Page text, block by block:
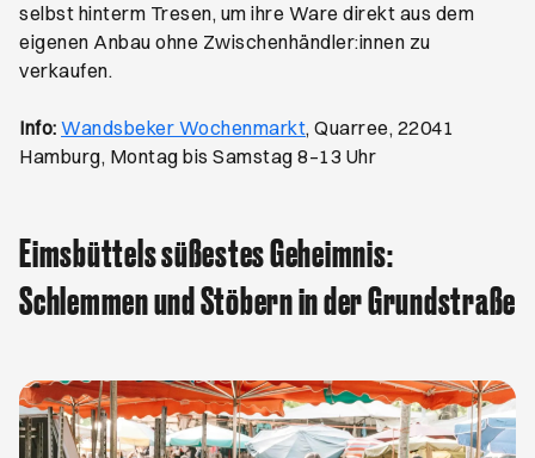
selbst hinterm Tresen, um ihre Ware direkt aus dem
eigenen Anbau ohne Zwischenhändler:innen zu
verkaufen.
Info: Wandsbeker WochenmarktÖffnet ein neues
, Quarree, 22041
Hamburg, Montag bis Samstag 8–13 Uhr
Eimsbüttels süßestes Geheimnis:
Schlemmen und Stöbern in der Grundstraße